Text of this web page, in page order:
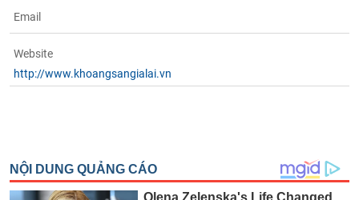
Email
Website
http://www.khoangsangialai.vn
thông
tài
Dữ
liệu